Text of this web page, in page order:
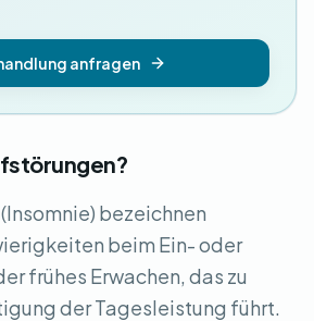
bezeichnen
beim Ein- oder
frühes Erwachen, das zu
der Tagesleistung führt.
anfragen